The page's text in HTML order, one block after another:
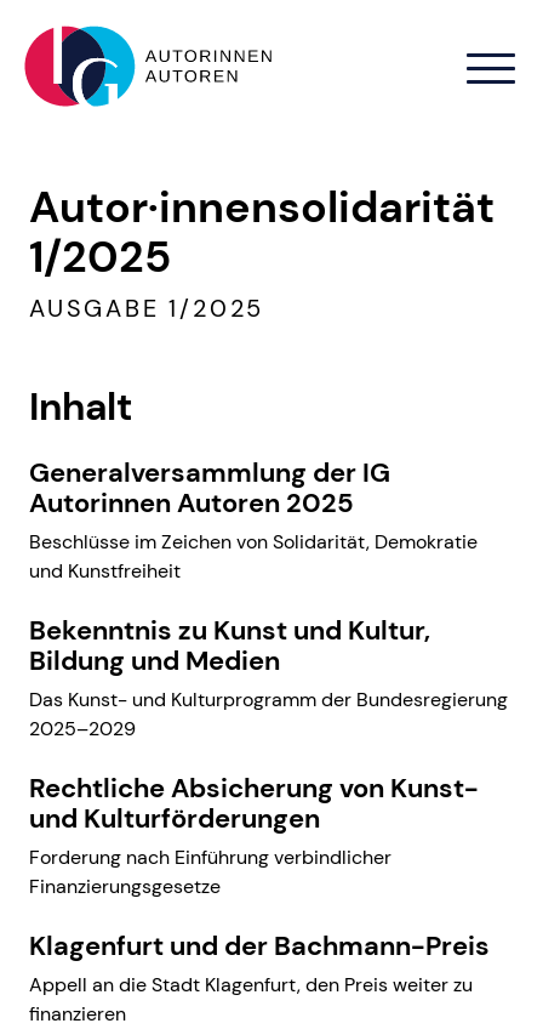
Autor·innensolidarität
1/2025
AUSGABE 1/2025
Inhalt
Generalversammlung der IG
Autorinnen Autoren 2025
Beschlüsse im Zeichen von Solidarität, Demokratie
und Kunstfreiheit
Bekenntnis zu Kunst und Kultur,
Bildung und Medien
Das Kunst- und Kulturprogramm der Bundesregierung
2025–2029
Rechtliche Absicherung von Kunst-
und Kulturförderungen
Forderung nach Einführung verbindlicher
Finanzierungsgesetze
Klagenfurt und der Bachmann-Preis
Appell an die Stadt Klagenfurt, den Preis weiter zu
finanzieren